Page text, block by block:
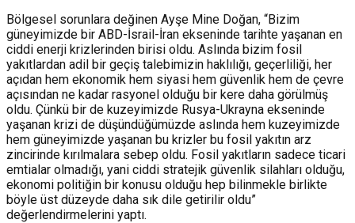
Bölgesel sorunlara değinen Ayşe Mine Doğan, “Bizim
güneyimizde bir ABD-İsrail-İran ekseninde tarihte yaşanan en
ciddi enerji krizlerinden birisi oldu. Aslında bizim fosil
yakıtlardan adil bir geçiş talebimizin haklılığı, geçerliliği, her
açıdan hem ekonomik hem siyasi hem güvenlik hem de çevre
açısından ne kadar rasyonel olduğu bir kere daha görülmüş
oldu. Çünkü bir de kuzeyimizde Rusya-Ukrayna ekseninde
yaşanan krizi de düşündüğümüzde aslında hem kuzeyimizde
hem güneyimizde yaşanan bu krizler bu fosil yakıtın arz
zincirinde kırılmalara sebep oldu. Fosil yakıtların sadece ticari
emtialar olmadığı, yani ciddi stratejik güvenlik silahları olduğu,
ekonomi politiğin bir konusu olduğu hep bilinmekle birlikte
böyle üst düzeyde daha sık dile getirilir oldu”
değerlendirmelerini yaptı.